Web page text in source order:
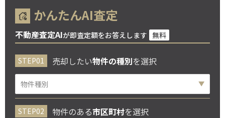
かんたんAI査定
不動産査定AIが即査定額をお答えします 無料
売却したい物件の種別を選択
物件のある市区町村を選択